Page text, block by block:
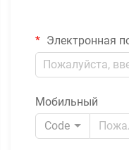
Электронная
Мобильный
Code